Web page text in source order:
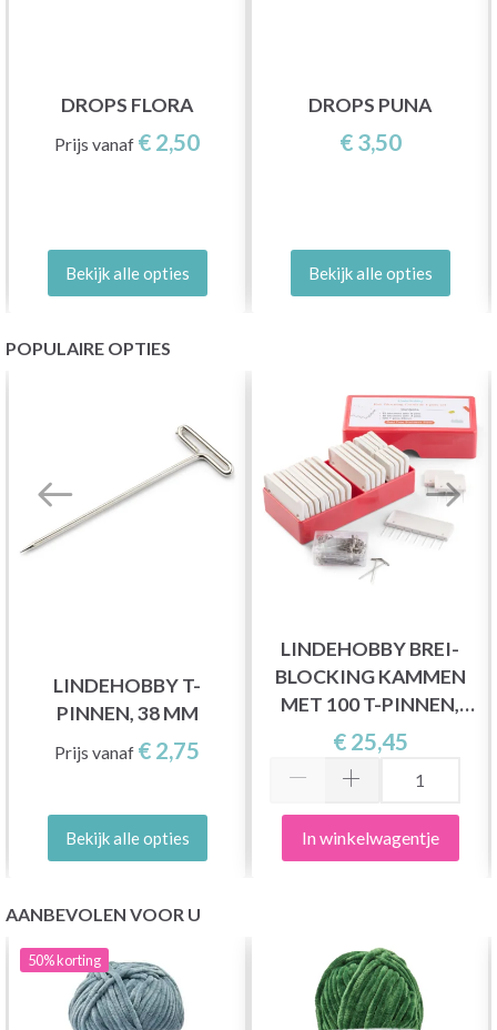
DROPS FLORA
Prijs vanaf € 2,50
Bekijk alle opties
DROPS PUNA
€ 3,50
Bekijk alle opties
POPULAIRE OPTIES
LINDEHOBBY T-
PINNEN, 38 MM
Prijs vanaf € 2,75
Bekijk alle opties
LINDEHOBBY BREI-
BLOCKING KAMMEN
MET 100 T-PINNEN,
WIT
€ 25,45
In winkelwagentje
AANBEVOLEN VOOR U
50%korting